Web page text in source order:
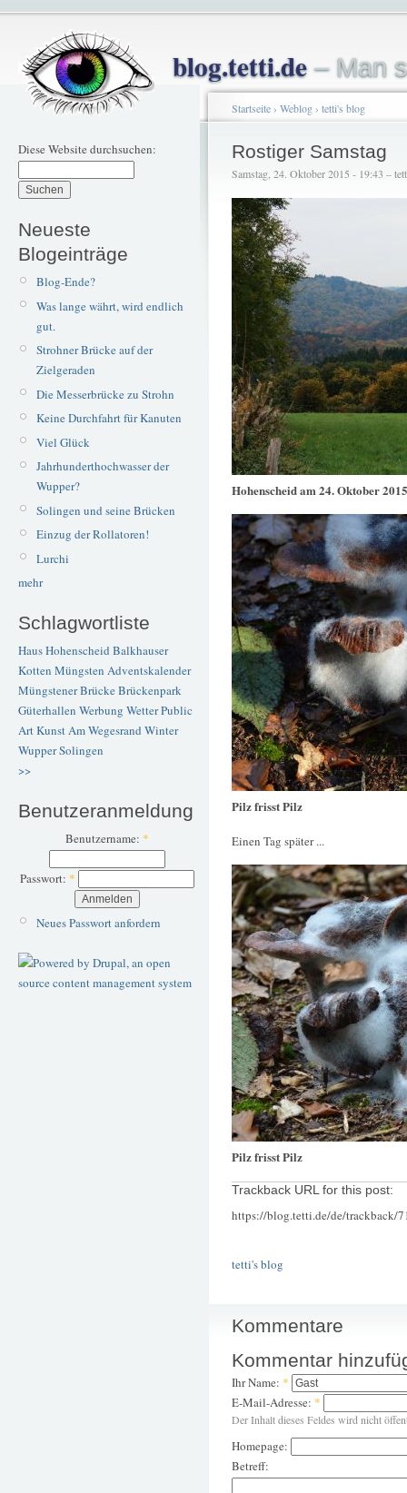
blog.tetti.de– Man
Diese Website durchsuchen:
Neueste
Blogeinträge
Blog-Ende?
Was lange währt, wird endlich
gut.
Strohner Brücke auf der
Zielgeraden
Die Messerbrücke zu Strohn
Keine Durchfahrt für Kanuten
Viel Glück
Jahrhunderthochwasser der
Wupper?
Solingen und seine Brücken
Einzug der Rollatoren!
Lurchi
mehr
Schlagwortliste
Haus Hohenscheid Balkhauser
Kotten Müngsten Adventskalender
Müngstener BrückeBrückenpark
Güterhallen Werbung WetterPublic
ArtKunstAm Wegesrand Winter
WupperSolingen
>>
Benutzeranmeldung
Benutzername: *
Passwort: *
Neues Passwort anfordern
Startseite› Weblog› tetti's blog
Rostiger Samstag
Samstag, 24. Oktober 2015 - 19:43 –
Hohenscheid am 24. Oktober 2015
Pilz frisst Pilz
Einen Tag später ...
Pilz frisst Pilz
Trackback URL for this post:
https://blog.tetti.de/de/trackback/
tetti's blog
Kommentare
Kommentar
Ihr Name: *
E-Mail-Adresse: *
Der Inhalt dieses Feldes wird nicht
Homepage:
Betreff: